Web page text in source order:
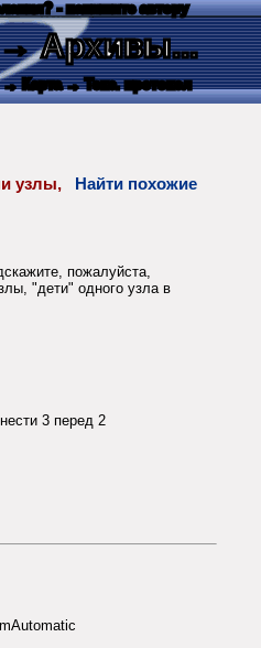
- напишите автору
Архивы...
→ Карта → Текс. протокол
узлы,
Найти похожие
пожалуйста,
"дети" одного узла в
3 перед 2